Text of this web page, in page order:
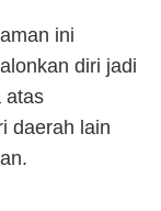
ini
diri jadi
atas
daerah lain